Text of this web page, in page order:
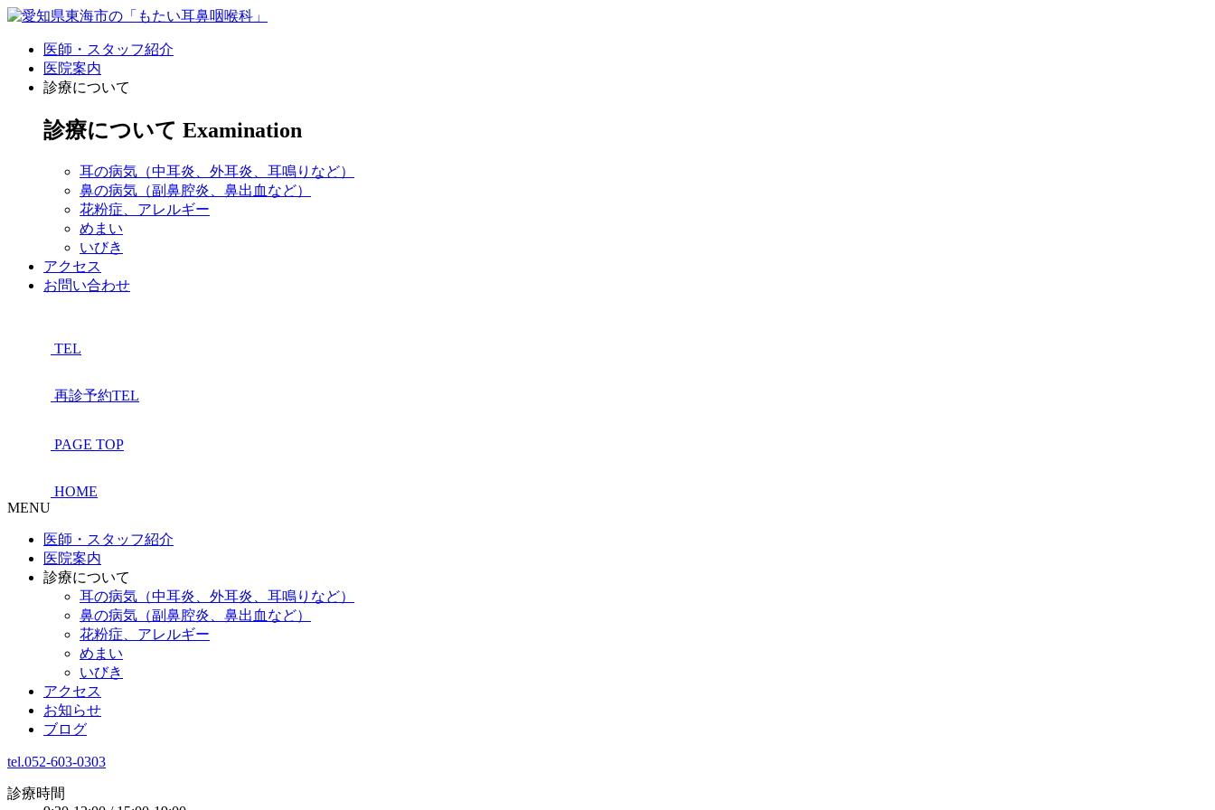
医師・スタッフ紹介
医院案内
診療について
診療について Examination
耳の病気 （中耳炎、外耳炎、耳鳴りなど）
鼻の病気 （副鼻腔炎、鼻出血など）
花粉症、アレルギー
めまい
いびき
アクセス
お問い合わせ
TEL
再診予約TEL
PAGE TOP
HOME
MENU
医師・スタッフ紹介
医院案内
診療について
耳の病気（中耳炎、外耳炎、耳鳴りなど）
鼻の病気（副鼻腔炎、鼻出血など）
花粉症、アレルギー
めまい
いびき
アクセス
お知らせ
ブログ
tel.052-603-0303
診療時間